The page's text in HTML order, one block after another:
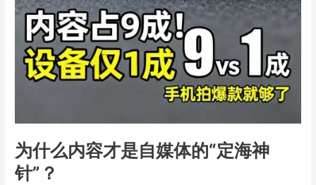
为什么内容才是自媒体的“定海神
针”？